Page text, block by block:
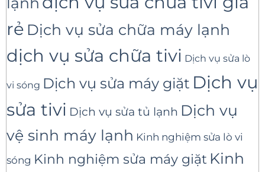
rẻ Dịch vụ sửa chữa máy lạnh
dịch vụ sửa chữa tivi Dịch vụ sửa lò
vi sóng Dịch vụ sửa máy giặt Dịch vụ
sửa tivi Dịch vụ sửa tủ lạnh Dịch vụ
vệ sinh máy lạnh Kinh nghiệm sửa lò vi
sóng Kinh nghiệm sửa máy giặt Kinh